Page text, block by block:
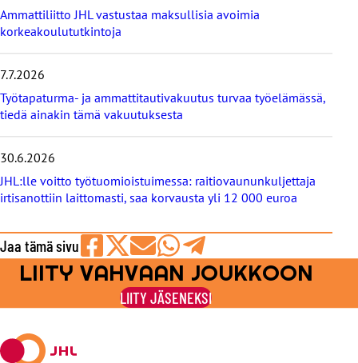
e
t
Ammattiliitto JHL vastustaa maksullisia avoimia
korkeakoulututkintoja
7.7.2026
Työtapaturma- ja ammattitautivakuutus turvaa työelämässä,
tiedä ainakin tämä vakuutuksesta
30.6.2026
JHL:lle voitto työtuomioistuimessa: raitiovaununkuljettaja
irtisanottiin laittomasti, saa korvausta yli 12 000 euroa
Jaa tämä sivu
Jaa
Facebookissa
Jaa
viestipalvelu
X:ssä
Jaa
sähköpostilla
Jaa
WhatsAppilla
Jaa
Telegramilla
LIITY VAHVAAN JOUKKOON
LIITY JÄSENEKSI